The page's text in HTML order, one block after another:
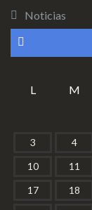
Noticias
L M
3
4
10
11
17
18